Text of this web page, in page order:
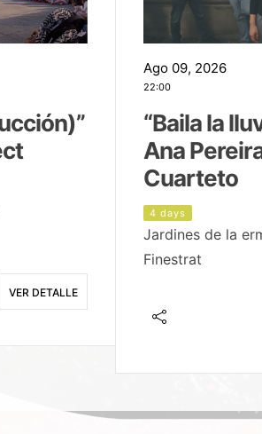
VER DETALLE
Ago 09, 2026
22:00
“Baila la
Ana
Cuarteto
4 days
Jardines de la
Finestrat